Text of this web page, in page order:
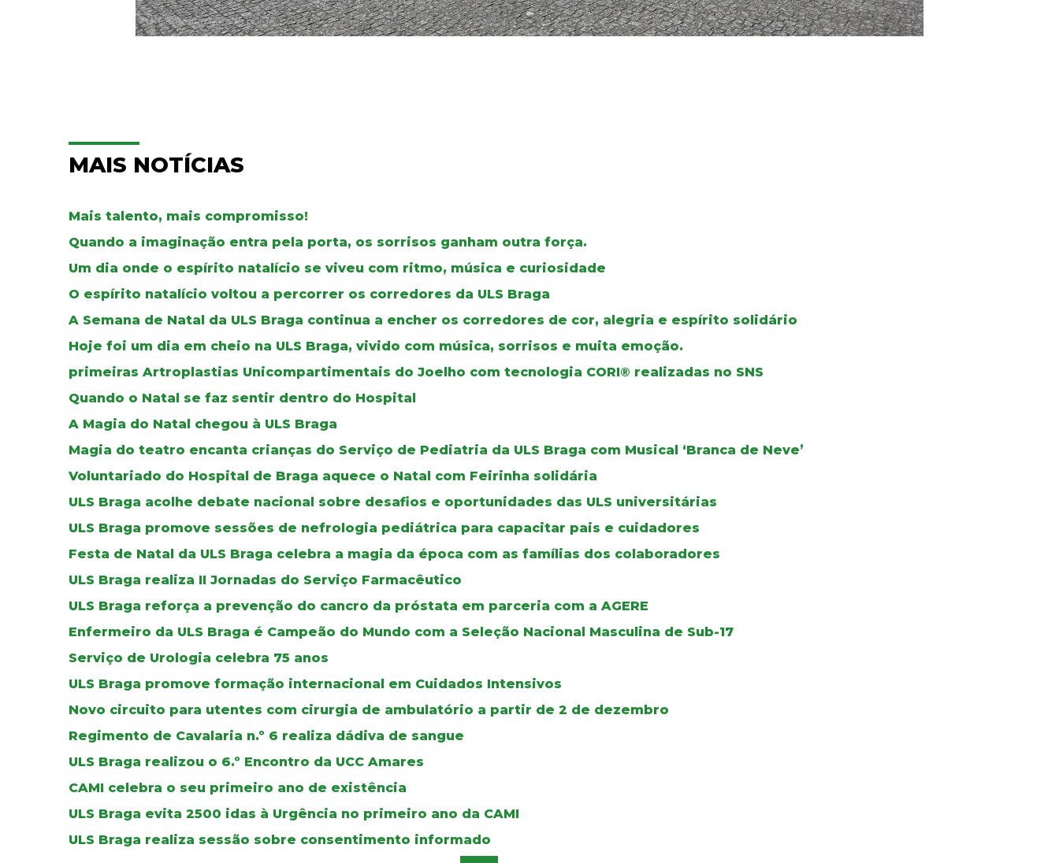
MAIS NOTÍCIAS
Mais talento, mais compromisso!
Quando a imaginação entra pela porta, os sorrisos ganham outra força.
Um dia onde o espírito natalício se viveu com ritmo, música e curiosidade
O espírito natalício voltou a percorrer os corredores da ULS Braga
A Semana de Natal da ULS Braga continua a encher os corredores de cor, alegria e espírito solidário
Hoje foi um dia em cheio na ULS Braga, vivido com música, sorrisos e muita emoção.
primeiras Artroplastias Unicompartimentais do Joelho com tecnologia CORI® realizadas no SNS
Quando o Natal se faz sentir dentro do Hospital
A Magia do Natal chegou à ULS Braga
Magia do teatro encanta crianças do Serviço de Pediatria da ULS Braga com Musical ‘Branca de Neve’
Voluntariado do Hospital de Braga aquece o Natal com Feirinha solidária
ULS Braga acolhe debate nacional sobre desafios e oportunidades das ULS universitárias
ULS Braga promove sessões de nefrologia pediátrica para capacitar pais e cuidadores
Festa de Natal da ULS Braga celebra a magia da época com as famílias dos colaboradores
ULS Braga realiza II Jornadas do Serviço Farmacêutico
ULS Braga reforça a prevenção do cancro da próstata em parceria com a AGERE
Enfermeiro da ULS Braga é Campeão do Mundo com a Seleção Nacional Masculina de Sub-17
Serviço de Urologia celebra 75 anos
ULS Braga promove formação internacional em Cuidados Intensivos
Novo circuito para utentes com cirurgia de ambulatório a partir de 2 de dezembro
Regimento de Cavalaria n.º 6 realiza dádiva de sangue
ULS Braga realizou o 6.º Encontro da UCC Amares
CAMI celebra o seu primeiro ano de existência
ULS Braga evita 2500 idas à Urgência no primeiro ano da CAMI
ULS Braga realiza sessão sobre consentimento informado